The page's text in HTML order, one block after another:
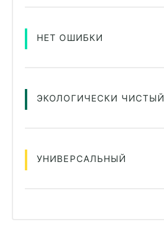
НЕТ ОШИБКИ
ЭКОЛОГИЧЕСКИ ЧИСТЫЙ
УНИВЕРСАЛЬНЫЙ